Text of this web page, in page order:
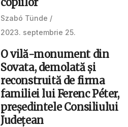
Szabó Tünde
2023. septembrie 25.
O vilă-monument din
Sovata, demolată și
reconstruită de firma
familiei lui Ferenc Péter,
președintele Consiliului
Județean